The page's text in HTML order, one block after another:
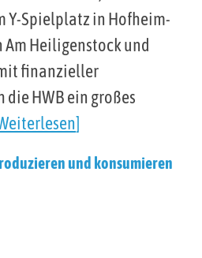
Y-Spielplatz in Hofheim-
Heiligenstock und
finanzieller
HWB ein großes
und konsumieren